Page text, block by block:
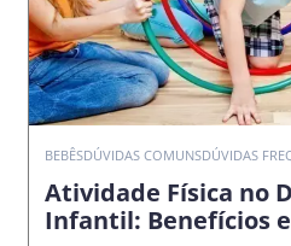
BEBÊSDÚVIDAS COMUNSDÚVIDAS
Atividade Física no
Infantil: Benefícios